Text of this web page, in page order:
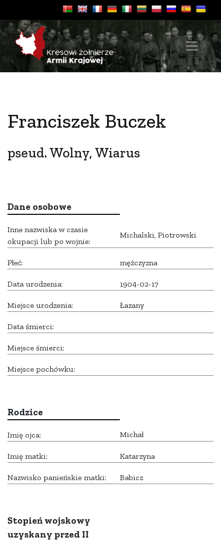
Franciszek Buczek
pseud. Wolny, Wiarus
Dane osobowe
Inne nazwiska w czasie
okupacji lub po wojnie:
Michalski, Piotrowski
Płeć: mężczyzna
Data urodzenia: 1904-02-17
Miejsce urodzenia: Łazany
Data śmierci:
Miejsce śmierci:
Miejsce pochówku:
Rodzice
Imię ojca: Michał
Imię matki: Katarzyna
Nazwisko panieńskie matki: Babicz
Stopień wojskowy
uzyskany przed II